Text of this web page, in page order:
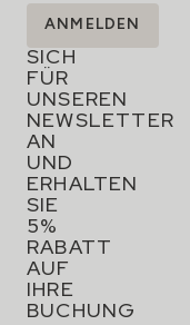
MELDEN
SIE
SICH
FÜR
UNSEREN
NEWSLETTER
AN
UND
ERHALTEN
SIE
5%
RABATT
AUF
IHRE
BUCHUNG
ANMELDEN